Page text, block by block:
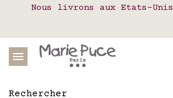
Notre site part en
Nous livrons aux Etats-Unis
Livraison en relais colis